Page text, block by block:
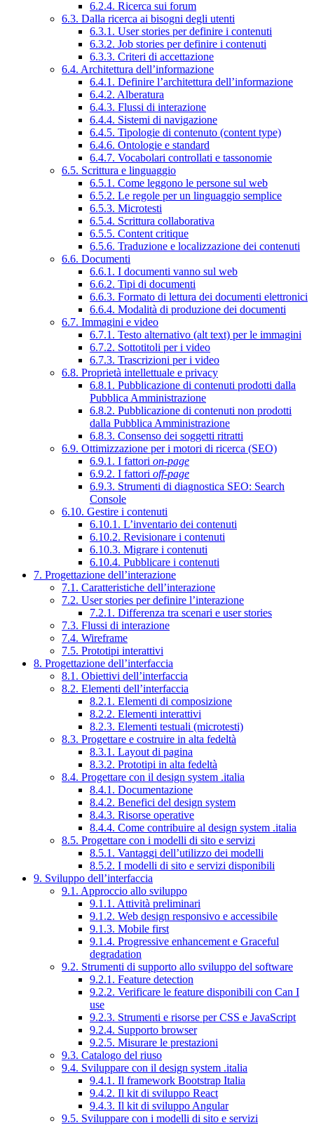
6.2.4. Ricerca sui forum
6.3. Dalla ricerca ai bisogni degli utenti
6.3.1. User stories per definire i contenuti
6.3.2. Job stories per definire i contenuti
6.3.3. Criteri di accettazione
6.4. Architettura dell’informazione
6.4.1. Definire l’architettura dell’informazione
6.4.2. Alberatura
6.4.3. Flussi di interazione
6.4.4. Sistemi di navigazione
6.4.5. Tipologie di contenuto (content type)
6.4.6. Ontologie e standard
6.4.7. Vocabolari controllati e tassonomie
6.5. Scrittura e linguaggio
6.5.1. Come leggono le persone sul web
6.5.2. Le regole per un linguaggio semplice
6.5.3. Microtesti
6.5.4. Scrittura collaborativa
6.5.5. Content critique
6.5.6. Traduzione e localizzazione dei contenuti
6.6. Documenti
6.6.1. I documenti vanno sul web
6.6.2. Tipi di documenti
6.6.3. Formato di lettura dei documenti elettronici
6.6.4. Modalità di produzione dei documenti
6.7. Immagini e video
6.7.1. Testo alternativo (alt text) per le immagini
6.7.2. Sottotitoli per i video
6.7.3. Trascrizioni per i video
6.8. Proprietà intellettuale e privacy
6.8.1. Pubblicazione di contenuti prodotti dalla
Pubblica Amministrazione
6.8.2. Pubblicazione di contenuti non prodotti
dalla Pubblica Amministrazione
6.8.3. Consenso dei soggetti ritratti
6.9. Ottimizzazione per i motori di ricerca (SEO)
6.9.1. I fattori on-page
6.9.2. I fattori off-page
6.9.3. Strumenti di diagnostica SEO: Search
Console
6.10. Gestire i contenuti
6.10.1. L’inventario dei contenuti
6.10.2. Revisionare i contenuti
6.10.3. Migrare i contenuti
6.10.4. Pubblicare i contenuti
7. Progettazione dell’interazione
7.1. Caratteristiche dell’interazione
7.2. User stories per definire l’interazione
7.2.1. Differenza tra scenari e user stories
7.3. Flussi di interazione
7.4. Wireframe
7.5. Prototipi interattivi
8. Progettazione dell’interfaccia
8.1. Obiettivi dell’interfaccia
8.2. Elementi dell’interfaccia
8.2.1. Elementi di composizione
8.2.2. Elementi interattivi
8.2.3. Elementi testuali (microtesti)
8.3. Progettare e costruire in alta fedeltà
8.3.1. Layout di pagina
8.3.2. Prototipi in alta fedeltà
8.4. Progettare con il design system .italia
8.4.1. Documentazione
8.4.2. Benefici del design system
8.4.3. Risorse operative
8.4.4. Come contribuire al design system .italia
8.5. Progettare con i modelli di sito e servizi
8.5.1. Vantaggi dell’utilizzo dei modelli
8.5.2. I modelli di sito e servizi disponibili
9. Sviluppo dell’interfaccia
9.1. Approccio allo sviluppo
9.1.1. Attività preliminari
9.1.2. Web design responsivo e accessibile
9.1.3. Mobile first
9.1.4. Progressive enhancement e Graceful
degradation
9.2. Strumenti di supporto allo sviluppo del software
9.2.1. Feature detection
9.2.2. Verificare le feature disponibili con Can I
use
9.2.3. Strumenti e risorse per CSS e JavaScript
9.2.4. Supporto browser
9.2.5. Misurare le prestazioni
9.3. Catalogo del riuso
9.4. Sviluppare con il design system .italia
9.4.1. Il framework Bootstrap Italia
9.4.2. Il kit di sviluppo React
9.4.3. Il kit di sviluppo Angular
9.5. Sviluppare con i modelli di sito e servizi